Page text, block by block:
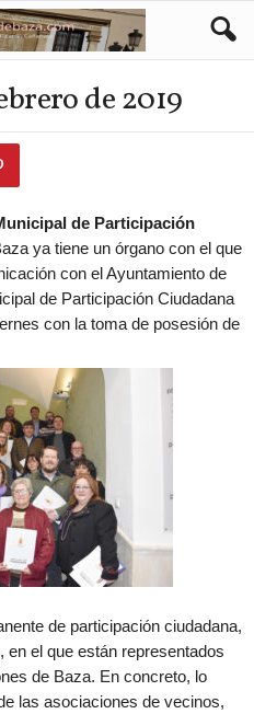
de 2019
de Participación
ya tiene un órgano con el que
con el Ayuntamiento de
de Participación Ciudadana
con la toma de posesión de
de participación ciudadana,
en el que están representados
de Baza. En concreto, lo
las asociaciones de vecinos,